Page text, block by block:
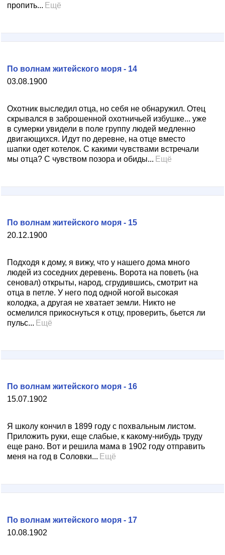
пропить... Ещё
03.08.1900
По волнам житейского моря - 14
Охотник выследил отца, но себя не обнаружил. Отец
скрывался в заброшенной охотничьей избушке... уже
в сумерки увидели в поле группу людей медленно
двигающихся. Идут по деревне, на отце вместо
шапки одет котелок. С какими чувствами встречали
мы отца? С чувством позора и обиды... Ещё
20.12.1900
По волнам житейского моря - 15
Подходя к дому, я вижу, что у нашего дома много
людей из соседних деревень. Ворота на поветь (на
сеновал) открыты, народ, сгрудившись, смотрит на
отца в петле. У него под одной ногой высокая
колодка, а другая не хватает земли. Никто не
осмелился прикоснуться к отцу, проверить, бьется ли
пульс... Ещё
15.07.1902
По волнам житейского моря - 16
Я школу кончил в 1899 году с похвальным листом.
Приложить руки, еще слабые, к какому-нибудь труду
еще рано. Вот и решила мама в 1902 году отправить
меня на год в Соловки... Ещё
10.08.1902
По волнам житейского моря - 17